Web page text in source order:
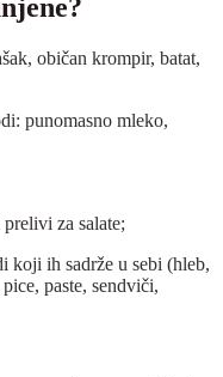
običan krompir, batat,
punomasno mleko,
za salate;
koji ih sadrže u sebi (hleb,
paste, sendviči,